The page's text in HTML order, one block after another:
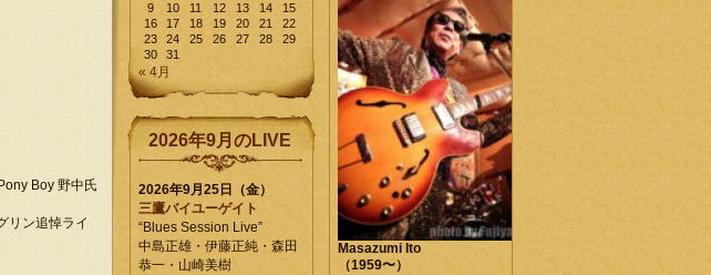
Boy 野中氏
リン追悼ライ
9
10 11 12 13 14
15
16
17 18 19 20 21
22
23
24 25 26 27 28
29
30
31
« 4月
2026年9月のLIVE
2026年9月25日（金）
三鷹バイユーゲイト
“Blues Session Live”
中島正雄・伊藤正純・森田
恭一・山崎美樹
Masazumi Ito
（1959〜）